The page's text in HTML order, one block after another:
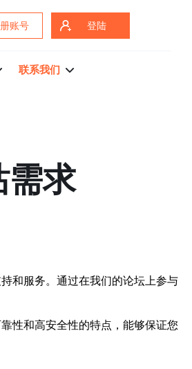
账号 登陆
联系我们
需求
和服务。通过在我们的论坛上参与
性和高安全性的特点，能够保证您